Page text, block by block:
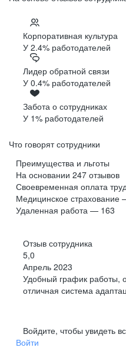
Корпоративная культура
У 2.4% работодателей
Лидер обратной связи
У 0.4% работодателей
Забота о сотрудниках
У 1% работодателей
Что говорят сотрудники
Преимущества и льготы
На основании 247 отзывов
Своевременная оплата
Медицинское страхование
Удаленная работа — 163
Отзыв сотрудника
5,0
Апрель 2023
Удобный график работы,
отличная система
Войдите, чтобы увидеть
Войти